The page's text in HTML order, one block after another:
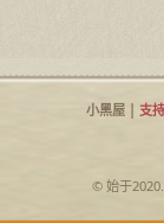
小黑屋| 支持
© 始于